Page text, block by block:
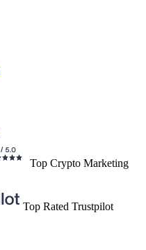
Top Crypto Marketing
Top Rated Trustpilot